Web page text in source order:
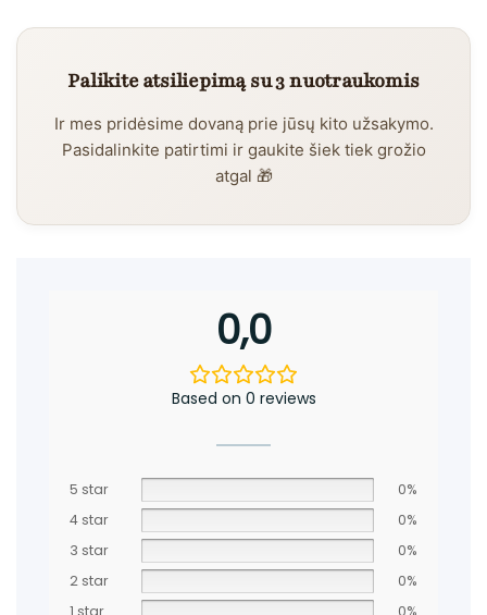
Palikite atsiliepimą su 3 nuotraukomis
Ir mes pridėsime dovaną prie jūsų kito užsakymo.
Pasidalinkite patirtimi ir gaukite šiek tiek grožio
atgal 🎁
0,0
Based on 0 reviews
5 star
0%
4 star
0%
3 star
0%
2 star
0%
1 star
0%